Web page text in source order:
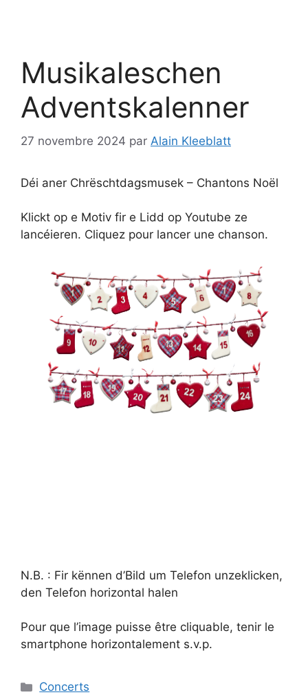
Musikaleschen
Adventskalenner
27 novembre 2024 par Alain Kleeblatt
Déi aner Chrëschtdagsmusek – Chantons Noël
Klickt op e Motiv fir e Lidd op Youtube ze
lancéieren. Cliquez pour lancer une chanson.
N.B. : Fir kënnen d’Bild um Telefon unzeklicken,
den Telefon horizontal halen
Pour que l’image puisse être cliquable, tenir le
smartphone horizontalement s.v.p.
Catégories
Concerts